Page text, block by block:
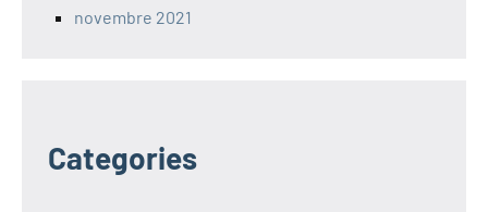
novembre 2021
Categories